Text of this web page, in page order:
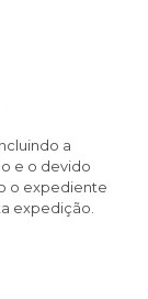
a
e o devido
o expediente
expedição.